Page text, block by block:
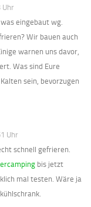
Uhr
eingebaut wg.
Wir bauen auch
warnen uns davor,
Was sind Eure
sein, bevorzugen
Uhr
schnell gefrieren.
bis jetzt
mal testen. Wäre ja